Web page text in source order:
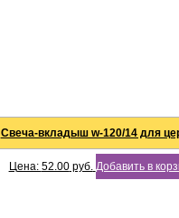
Свеча-вкладыш w-120/14 для
Цена: 52.00руб. Добавить в